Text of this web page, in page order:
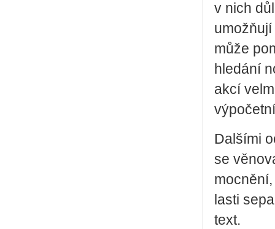
v nich
může
hle­dá­ní
ak­cí
Dal­ší­mi
se
las­ti
text.